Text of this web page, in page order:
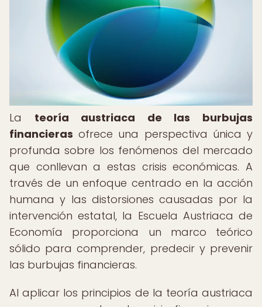
La teoría austriaca de las burbujas
financieras ofrece una perspectiva única y
profunda sobre los fenómenos del mercado
que conllevan a estas crisis económicas. A
través de un enfoque centrado en la acción
humana y las distorsiones causadas por la
intervención estatal, la Escuela Austriaca de
Economía proporciona un marco teórico
sólido para comprender, predecir y prevenir
las burbujas financieras.
Al aplicar los principios de la teoría austriaca